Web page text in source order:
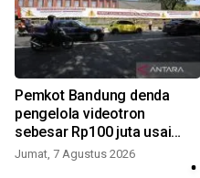
Pemkot Bandung denda
pengelola videotron
sebesar Rp100 juta usai
tebang pohon Jalan Riau
Jumat, 7 Agustus 2026